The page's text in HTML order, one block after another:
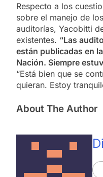
Respecto a los
sobre el manejo de
auditorías, Yacobitti
existentes. “Las
están publicadas en
Nación. Siempre
“Está bien que se
quieran. Estoy
About The Author